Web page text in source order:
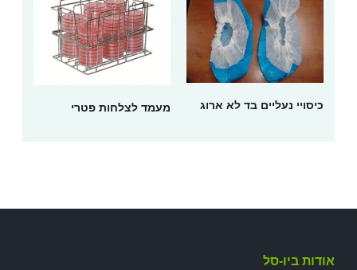
כיסויי נעליים בד לא ארוג מעמד לצלחות פטרי
אודות ביו-סל